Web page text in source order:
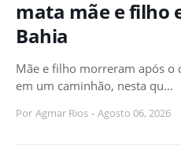
mata mãe e filho
Bahia
Mãe e filho morreram após o
em um caminhão, nesta qu…
Por Agmar Rios - Agosto 06, 2026